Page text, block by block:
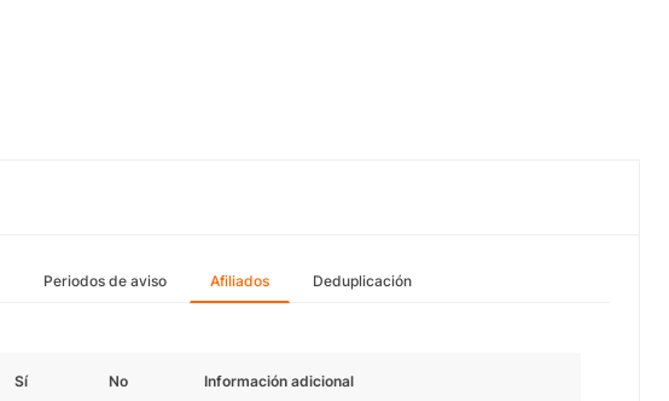
Periodos de aviso Afiliados Deduplicación
Sí No Información adicional